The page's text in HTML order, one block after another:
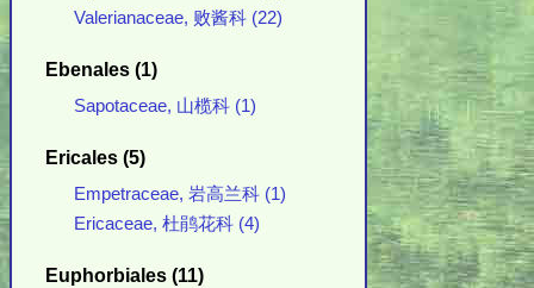
Valerianaceae, 败酱科 (22)
Ebenales (1)
Sapotaceae, 山榄科 (1)
Ericales (5)
Empetraceae, 岩高兰科 (1)
Ericaceae, 杜鹃花科 (4)
Euphorbiales (11)